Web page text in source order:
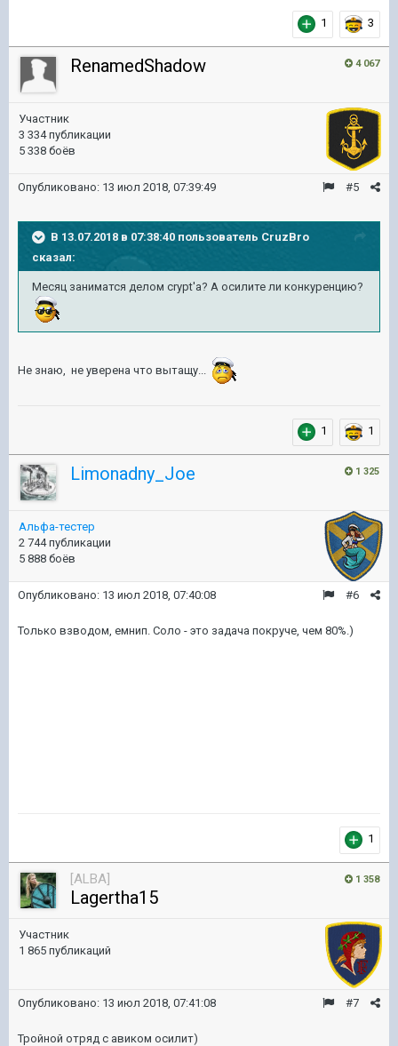
1 3
4 067
RenamedShadow
Участник
3 334 публикации
5 338 боёв
#5
Опубликовано: 13 июл 2018, 07:39:49
В 13.07.2018 в 07:38:40 пользователь CruzBro
сказал:
Месяц заниматся делом crypt'a? А осилите ли конкуренцию?
Не знаю, не уверена что вытащу...
1 1
1 325
Limonadny_Joe
Альфа-тестер
2 744 публикации
5 888 боёв
#6
Опубликовано: 13 июл 2018, 07:40:08
Только взводом, емнип. Соло - это задача покруче, чем 80%.)
1
1 358
[ALBA]
Lagertha15
Участник
1 865 публикаций
#7
Опубликовано: 13 июл 2018, 07:41:08
Тройной отряд с авиком осилит)